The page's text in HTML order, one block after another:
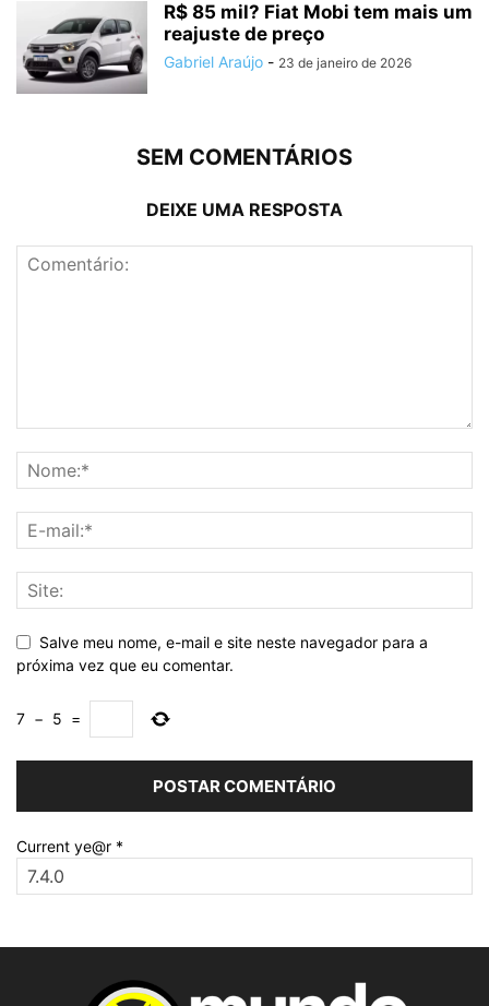
R$ 85 mil? Fiat Mobi tem mais um
reajuste de preço
Gabriel Araújo - 23 de janeiro de 2026
SEM COMENTÁRIOS
DEIXE UMA RESPOSTA
Salve meu nome, e-mail e site neste navegador para a
próxima vez que eu comentar.
7 − 5 =
Current ye@r *